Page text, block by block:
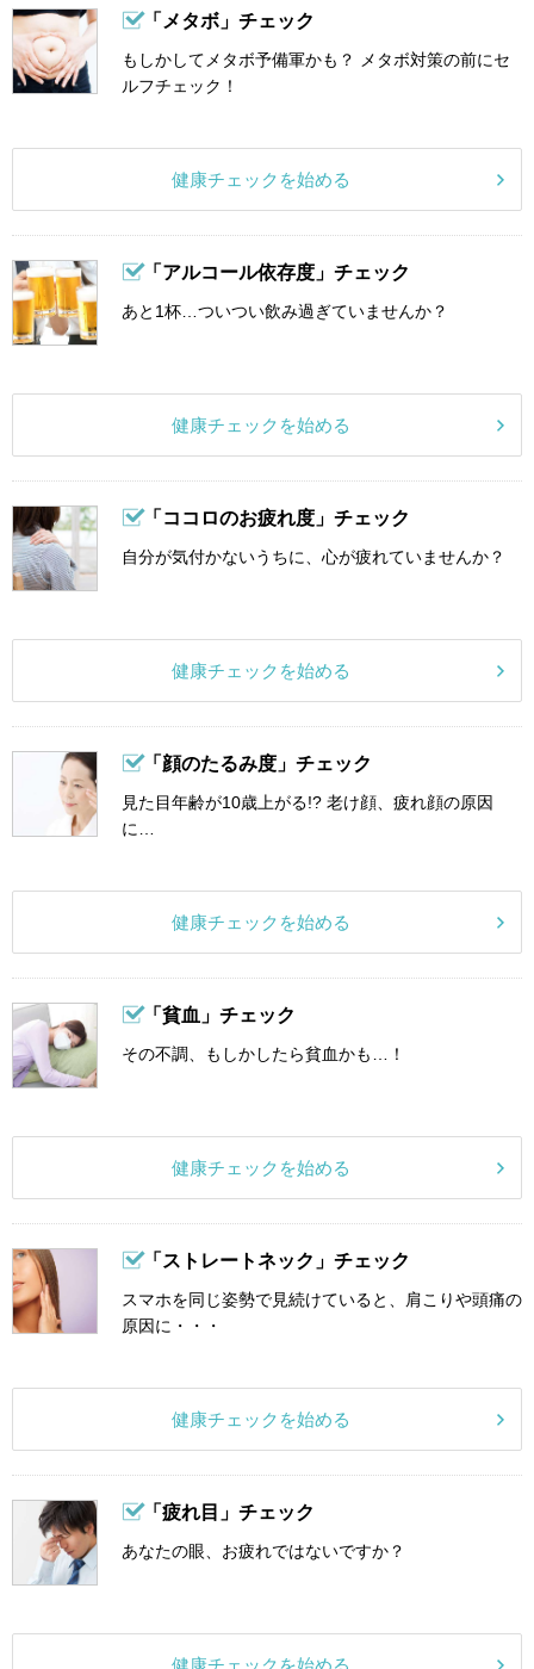
「メタボ」チェック
もしかしてメタボ予備軍かも？ メタボ対策の前にセ
ルフチェック！
健康チェックを始める
「アルコール依存度」チェック
あと1杯…ついつい飲み過ぎていませんか？
健康チェックを始める
「ココロのお疲れ度」チェック
自分が気付かないうちに、心が疲れていませんか？
健康チェックを始める
「顔のたるみ度」チェック
見た目年齢が10歳上がる!? 老け顔、疲れ顔の原因
に…
健康チェックを始める
「貧血」チェック
その不調、もしかしたら貧血かも…！
健康チェックを始める
「ストレートネック」チェック
スマホを同じ姿勢で見続けていると、肩こりや頭痛の
原因に・・・
健康チェックを始める
「疲れ目」チェック
あなたの眼、お疲れではないですか？
健康チェックを始める